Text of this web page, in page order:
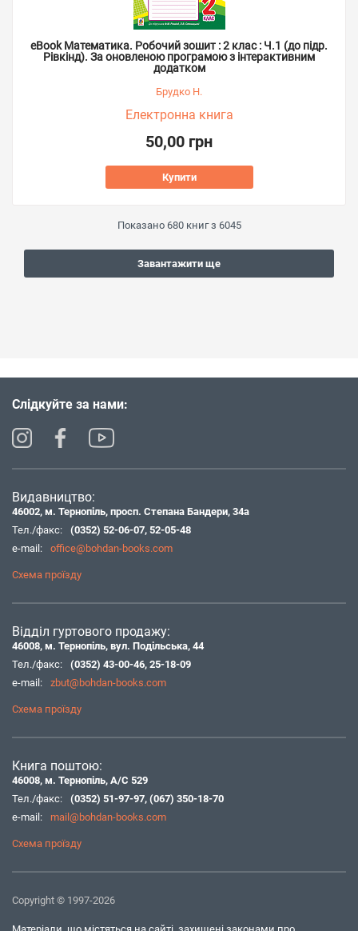
eBook Математика. Робочий зошит : 2 клас : Ч.1 (до підр.
Рівкінд). За оновленою програмою з інтерактивним
додатком
Брудко Н.
Електронна книга
50,00 грн
Купити
Показано 680книг з 6045
Завантажити ще
Слідкуйте за нами:
Видавництво:
46002, м. Тернопіль, просп. Степана Бандери, 34а
Тел./факс:
(0352) 52-06-07, 52-05-48
e-mail:
office@bohdan-books.com
Схема проїзду
Відділ гуртового продажу:
46008, м. Тернопіль, вул. Подільська, 44
Тел./факс:
(0352) 43-00-46, 25-18-09
e-mail:
zbut@bohdan-books.com
Схема проїзду
Книга поштою:
46008, м. Тернопіль, А/С 529
Тел./факс:
(0352) 51-97-97, (067) 350-18-70
e-mail:
mail@bohdan-books.com
Схема проїзду
Copyright © 1997-2026